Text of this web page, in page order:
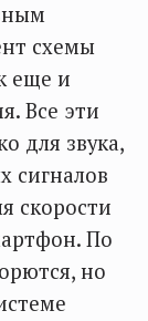
схемы
еще и
Все эти
для звука,
сигналов
скорости
По
но